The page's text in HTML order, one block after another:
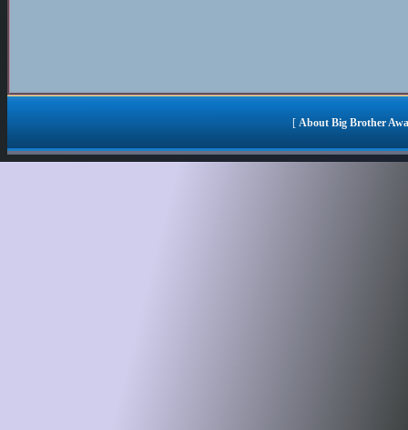
[About Big Brother